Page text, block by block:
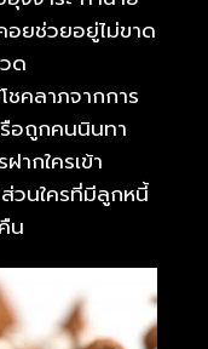
ยช่วยอยู่ไม่ขาด
ด
คลาภจากการ
รือถูกคนนินทา
ากใครเข้า
วนใครที่มีลูกหนี้
น